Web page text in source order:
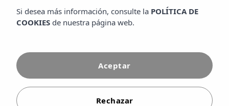
​Los huéspedes con All Inclusive Gold tienen un 20% de
descuento en la carta.
DESCUBRE MÁS
Si desea más información, consulte la POLÍTICA DE
COOKIES de nuestra página web.
Rechazar
Aceptar